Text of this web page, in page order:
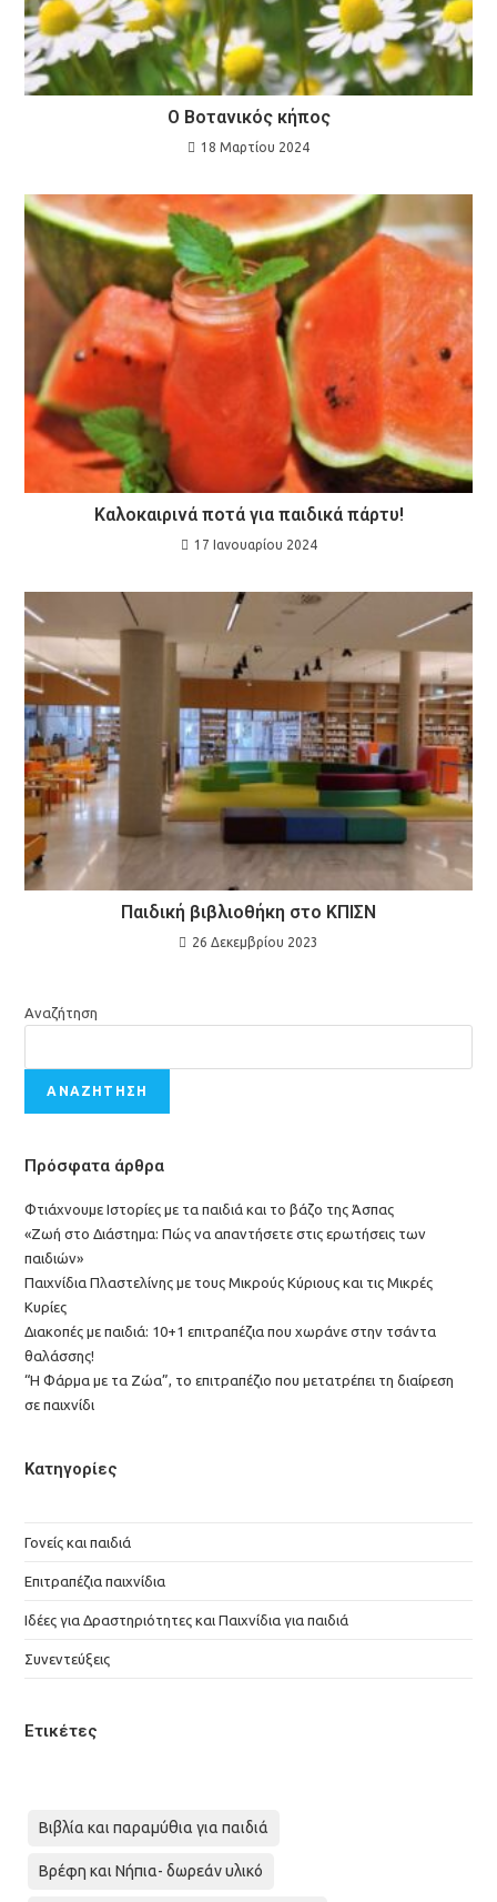
Ο Βοτανικός κήπος
18 Μαρτίου 2024
Καλοκαιρινά ποτά για παιδικά πάρτυ!
17 Ιανουαρίου 2024
Παιδική βιβλιοθήκη στο ΚΠΙΣΝ
26 Δεκεμβρίου 2023
Αναζήτηση
ΑΝΑΖΉΤΗΣΗ
Πρόσφατα άρθρα
Φτιάχνουμε Ιστορίες με τα παιδιά και το βάζο της Άσπας
«Ζωή στο Διάστημα: Πώς να απαντήσετε στις ερωτήσεις των
παιδιών»
Παιχνίδια Πλαστελίνης με τους Μικρούς Κύριους και τις Μικρές
Κυρίες
Διακοπές με παιδιά: 10+1 επιτραπέζια που χωράνε στην τσάντα
θαλάσσης!
“Η Φάρμα με τα Ζώα”, το επιτραπέζιο που μετατρέπει τη διαίρεση
σε παιχνίδι
Κατηγορίες
Γονείς και παιδιά
Επιτραπέζια παιχνίδια
Ιδέες για Δραστηριότητες και Παιχνίδια για παιδιά
Συνεντεύξεις
Ετικέτες
Βιβλία και παραμύθια για παιδιά
Βρέφη και Νήπια- δωρεάν υλικό